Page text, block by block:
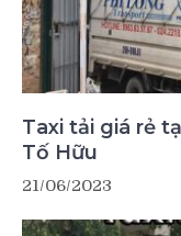
Taxi tải giá rẻ
Tố Hữu
21/06/2023